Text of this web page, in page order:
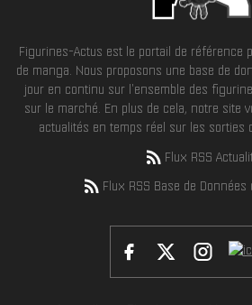
Figurines-Actus est le portail de référence
de manga. Nous proposons une base de
jour en continu sur l'ensemble des
sur le marché. En plus de cela, notre site
actualités en temps réel sur les sorties
Flux RSS
Flux RSS Base de